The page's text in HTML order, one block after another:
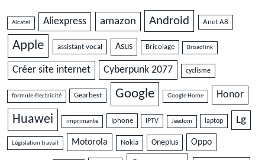
Alcatel Aliexpress amazon Android Anet A8
Apple assistant vocal Asus Bricolage Broadlink
Créer site internet Cyberpunk 2077 cyclisme
formule électricité Gearbest Google Google Home Honor
Huawei imprimante Iphone IPTV Jeedom laptop Lg
Législation travail Motorola Nokia Oneplus Oppo